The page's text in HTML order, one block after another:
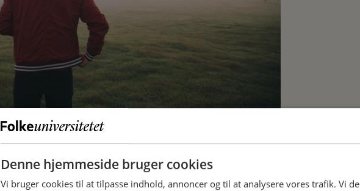
Denne hjemmeside bruger cookies
Vi bruger cookies til at tilpasse indhold, annoncer og til at analysere vores trafik. Vi